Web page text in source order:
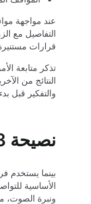
عند مواجهة
التفاصيل مع
قرارات
تذكر متابعة
النتائج من
والتفكير قبل
نصيحة 3: اعطِ قيمة لطريقة التواصل
الأساسية
ونبرة الصوت،